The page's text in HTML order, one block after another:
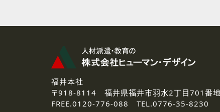
3.個人情報の取り扱いの委託
弊社の定める個人情報保護の
4.個人情報の開示等について
ご提供いただいた個人情報の
福井本社
〒918-8114 福井県福井市羽水2丁目701番地
FREE.0120-776-088 TEL.0776-35-8230